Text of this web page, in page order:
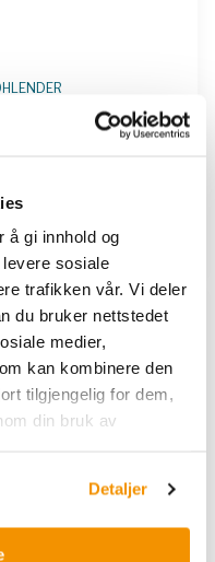
å gi innhold og
sosiale
trafikken vår. Vi deler
du bruker nettstedet
medier,
kan kombinere den
tilgjengelig for dem,
din bruk av
Detaljer
04
Vis 4 varianter
Disc SG-MRKØ